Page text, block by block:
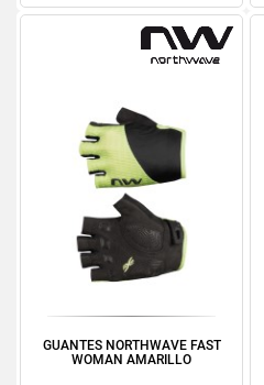
GUANTES NORTHWAVE FAST
WOMAN AMARILLO